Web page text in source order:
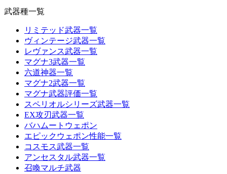
武器種一覧
リミテッド武器一覧
ヴィンテージ武器一覧
レヴァンス武器一覧
マグナ3武器一覧
六道神器一覧
マグナ2武器一覧
マグナ武器評価一覧
スペリオルシリーズ武器一覧
EX攻刃武器一覧
バハムートウェポン
エピックウェポン性能一覧
コスモス武器一覧
アンセスタル武器一覧
召喚マルチ武器